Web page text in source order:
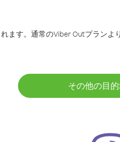
ます。通常のViber Outプランよ
その他の目